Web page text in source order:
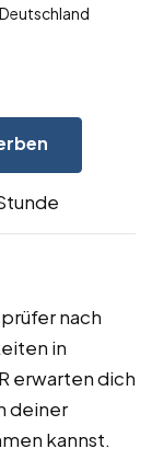
nach
in
erwarten dich
deiner
kannst.